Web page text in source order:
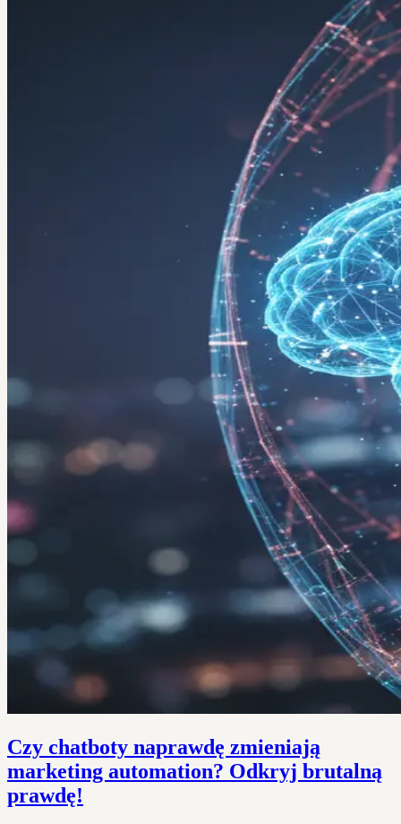
Czy chatboty naprawdę zmieniają
marketing automation? Odkryj brutalną
prawdę!